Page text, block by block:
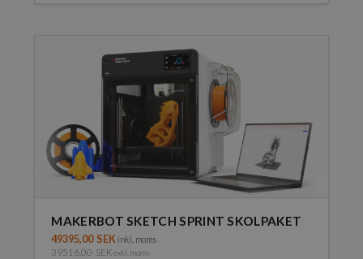
MAKERBOT SKETCH SPRINT SKOLPAKET
49395,00 SEK inkl. moms
39516,00 SEK exkl. moms